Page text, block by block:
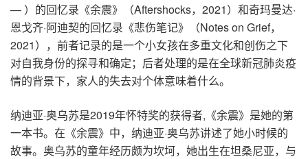
— ）的回忆录《余震》（Aftershocks，2021）和奇玛曼达·
恩戈齐·阿迪契的回忆录《悲伤笔记》（Notes on Grief，
2021），前者记录的是一个小女孩在多重文化和创伤之下
对自我身份的探寻和确定；后者处理的是在全球新冠肺炎疫
情的背景下，家人的失去对个体意味着什么。
纳迪亚·奥乌苏是2019年怀特奖的获得者,《余震》是她的第
一本书。在《余震》中，纳迪亚·奥乌苏讲述了她小时候的
故事。奥乌苏的童年经历颇为坎坷，她出生在坦桑尼亚，与